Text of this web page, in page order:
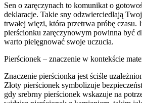
Sen o zaręczynach to komunikat o
deklaracje. Takie sny odzwierciedlają
trwałej więzi, która przetrwa próbę czasu.
pierścionku zaręczynowym powinna być
warto pielęgnować swoje uczucia.
Pierścionek – znaczenie w kontekście
Znaczenie pierścionka jest ściśle
Złoty pierścionek symbolizuje
gdy srebrny pierścionek wskazuje na